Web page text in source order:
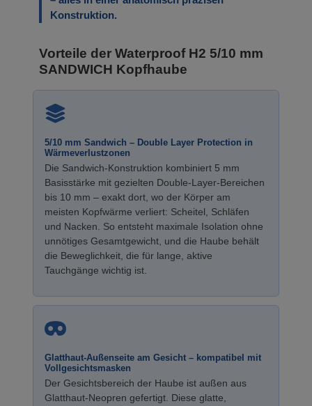
Konstruktion.
Vorteile der Waterproof H2 5/10 mm
SANDWICH Kopfhaube
5/10 mm Sandwich – Double Layer Protection in
Wärmeverlustzonen
Die Sandwich-Konstruktion kombiniert 5 mm
Basisstärke mit gezielten Double-Layer-Bereichen
bis 10 mm – exakt dort, wo der Körper am
meisten Kopfwärme verliert: Scheitel, Schläfen
und Nacken. So entsteht maximale Isolation ohne
unnötiges Gesamtgewicht, und die Haube behält
die Beweglichkeit, die für lange, aktive
Tauchgänge wichtig ist.
Glatthaut-Außenseite am Gesicht – kompatibel mit
Vollgesichtsmasken
Der Gesichtsbereich der Haube ist außen aus
Glatthaut-Neopren gefertigt. Diese glatte,